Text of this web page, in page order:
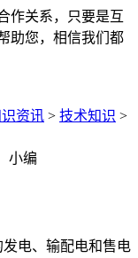
作关系，只要是互
助您，相信我们都
资讯 > 技术知识 >
小编
电、输配电和售电